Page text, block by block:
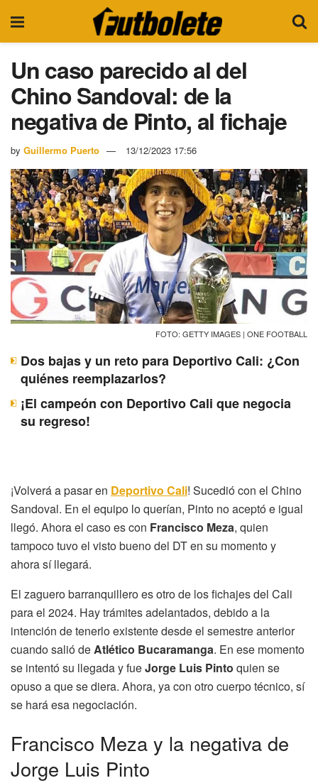
Un caso parecido al del
Chino Sandoval: de la
negativa de Pinto, al fichaje
by Guillermo Puerto 13/12/2023 17:56
FOTO: GETTY IMAGES | ONE FOOTBALL
Dos bajas y un reto para Deportivo Cali: ¿Con
quiénes reemplazarlos?
¡El campeón con Deportivo Cali que negocia
su regreso!
¡Volverá a pasar en Deportivo Cali! Sucedió con el Chino
Sandoval. En el equipo lo querían, Pinto no aceptó e igual
llegó. Ahora el caso es con Francisco Meza, quien
tampoco tuvo el visto bueno del DT en su momento y
ahora sí llegará.
El zaguero barranquillero es otro de los fichajes del Cali
para el 2024. Hay trámites adelantados, debido a la
intención de tenerlo existente desde el semestre anterior
cuando salió deAtlético Bucaramanga. En ese momento
se intentó su llegada y fueJorge Luis Pinto quien se
opuso a que se diera. Ahora, ya con otro cuerpo técnico, sí
se hará esa negociación.
Francisco Meza y la negativa de
Jorge Luis Pinto